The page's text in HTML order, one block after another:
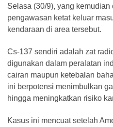
Selasa (30/9), yang
pengawasan ketat keluar
kendaraan di area tersebut.
Cs-137 sendiri adalah zat
digunakan dalam peralatan
cairan maupun ketebalan
ini berpotensi menimbulkan
hingga meningkatkan risiko
Kasus ini mencuat setelah